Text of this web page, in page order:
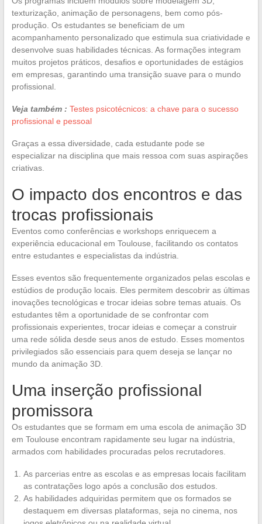
texturização, animação de personagens, bem como pós-
produção. Os estudantes se beneficiam de um
acompanhamento personalizado que estimula sua criatividade e
desenvolve suas habilidades técnicas. As formações integram
muitos projetos práticos, desafios e oportunidades de estágios
em empresas, garantindo uma transição suave para o mundo
profissional.
Veja também : Testes psicotécnicos: a chave para o sucesso
profissional e pessoal
Graças a essa diversidade, cada estudante pode se
especializar na disciplina que mais ressoa com suas aspirações
criativas.
O impacto dos encontros e das
trocas profissionais
Eventos como conferências e workshops enriquecem a
experiência educacional em Toulouse, facilitando os contatos
entre estudantes e especialistas da indústria.
Esses eventos são frequentemente organizados pelas escolas e
estúdios de produção locais. Eles permitem descobrir as últimas
inovações tecnológicas e trocar ideias sobre temas atuais. Os
estudantes têm a oportunidade de se confrontar com
profissionais experientes, trocar ideias e começar a construir
uma rede sólida desde seus anos de estudo. Esses momentos
privilegiados são essenciais para quem deseja se lançar no
mundo da animação 3D.
Uma inserção profissional
promissora
Os estudantes que se formam em uma escola de animação 3D
em Toulouse encontram rapidamente seu lugar na indústria,
armados com habilidades procuradas pelos recrutadores.
As parcerias entre as escolas e as empresas locais facilitam
as contratações logo após a conclusão dos estudos.
As habilidades adquiridas permitem que os formados se
destaquem em diversas plataformas, seja no cinema, nos